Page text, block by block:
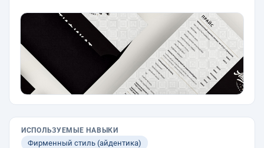
ИСПОЛЬЗУЕМЫЕ НАВЫКИ
Фирменный стиль (айдентика)